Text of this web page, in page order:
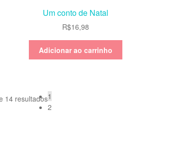
Um conto de Natal
R$16,98
Adicionar ao carrinho
14 resultados1
2